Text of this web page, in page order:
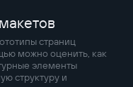
страниц
можно оценить, как
элементы
структуру и